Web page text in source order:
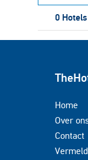
0
Home
Over
Contact